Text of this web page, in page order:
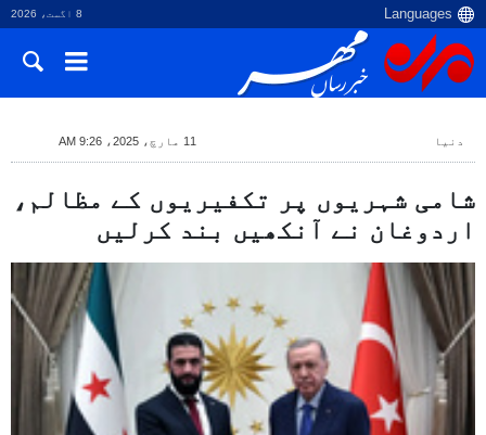
8 اگست، 2026
دنیا 11 مارچ، 2025، 9:26 AM
شامی شہریوں پر تکفیریوں کے مظالم،
اردوغان نے آنکھیں بند کرلیں